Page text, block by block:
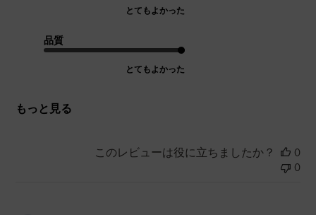
とてもよかった
品質
とてもよかった
もっと見る
このレビューは役に立ちましたか？
0
0